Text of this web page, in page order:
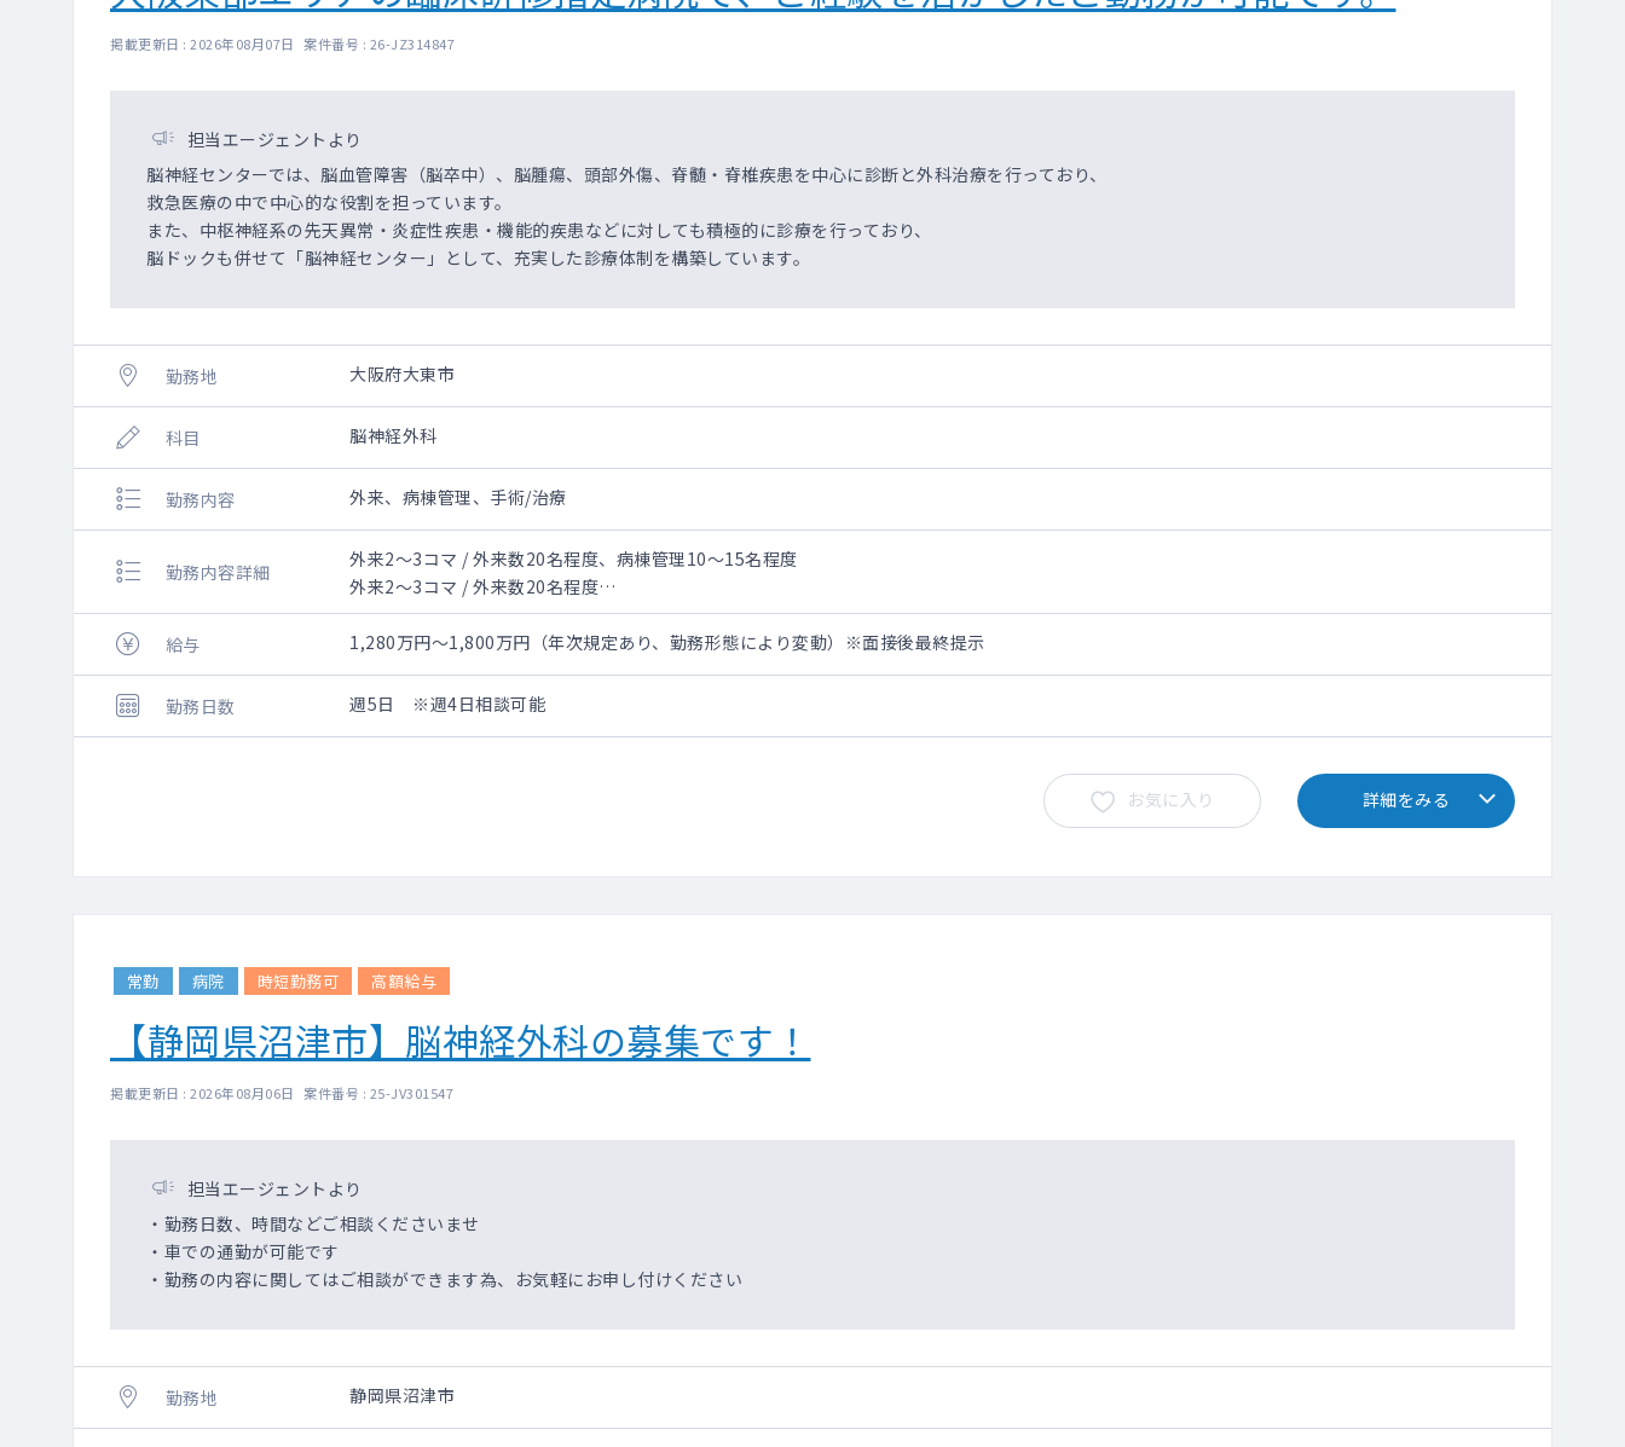
掲載更新日 : 2026年08月07日 案件番号 : 26-JZ314847
担当エージェントより
脳神経センターでは、脳血管障害（脳卒中）、脳腫瘍、頭部外傷、脊髄・脊椎疾患を中心に診断と外科治療を行っており、
救急医療の中で中心的な役割を担っています。
また、中枢神経系の先天異常・炎症性疾患・機能的疾患などに対しても積極的に診療を行っており、
脳ドックも併せて「脳神経センター」として、充実した診療体制を構築しています。
勤務地 大阪府大東市
科目 脳神経外科
勤務内容 外来、病棟管理、手術/治療
勤務内容詳細
外来2～3コマ / 外来数20名程度、病棟管理10～15名程度
外来2～3コマ / 外来数20名程度
病棟管理10～15名程度
手術
給与 1,280万円～1,800万円（年次規定あり、勤務形態により変動）※面接後最終提示
勤務日数 週5日 ※週4日相談可能
お気に入り 詳細をみる
常勤 病院 時短勤務可 高額給与
【静岡県沼津市】脳神経外科の募集です！
掲載更新日 : 2026年08月06日 案件番号 : 25-JV301547
担当エージェントより
・勤務日数、時間などご相談くださいませ
・車での通勤が可能です
・勤務の内容に関してはご相談ができます為、お気軽にお申し付けください
勤務地 静岡県沼津市